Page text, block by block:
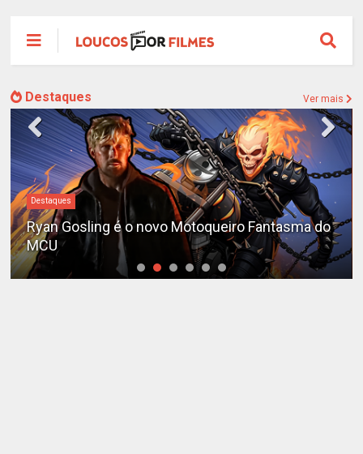
Destaques Ver mais
#DC
Sequência de "The Batman" ganha teaser e é
adiada para 2028